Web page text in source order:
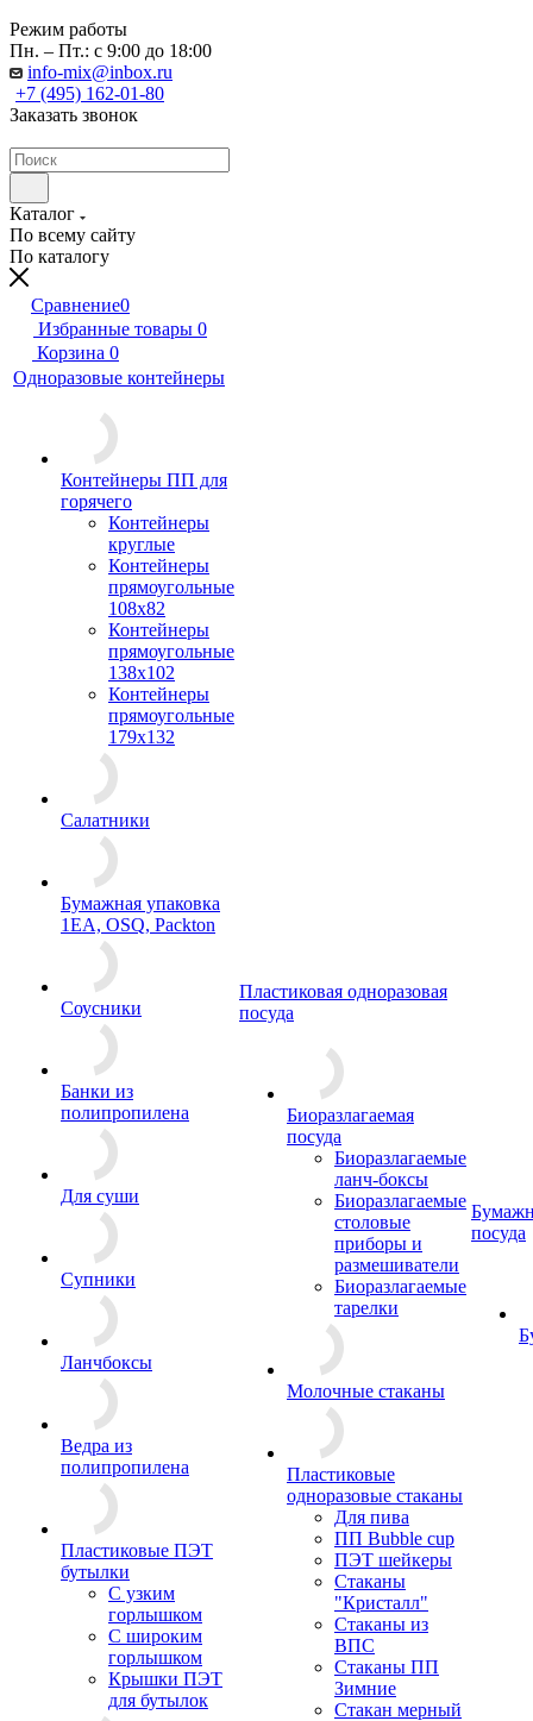
Режим работы
Пн. – Пт.: с 9:00 до 18:00
info-mix@inbox.ru
+7 (495) 162-01-80
Заказать звонок
Каталог
По всему сайту
По каталогу
Сравнение0
Избранные товары 0
Корзина 0
Одноразовые контейнеры
Контейнеры ПП для
горячего
Контейнеры
круглые
Контейнеры
прямоугольные
108х82
Контейнеры
прямоугольные
138х102
Контейнеры
прямоугольные
179х132
Салатники
Бумажная упаковка
1ЕА, OSQ, Packton
Соусники
Банки из
полипропилена
Для суши
Супники
Ланчбоксы
Ведра из
полипропилена
Пластиковые ПЭТ
бутылки
С узким
горлышком
С широким
горлышком
Крышки ПЭТ
для бутылок
Пластиковая одноразовая
посуда
Биоразлагаемая
посуда
Биоразлагаемые
ланч-боксы
Биоразлагаемые
столовые
приборы и
размешиватели
Биоразлагаемые
тарелки
Молочные стаканы
Пластиковые
одноразовые стаканы
Для пива
ПП Bubble cup
ПЭТ шейкеры
Стаканы
"Кристалл"
Стаканы из
ВПС
Стаканы ПП
Зимние
Стакан мерный
посуда